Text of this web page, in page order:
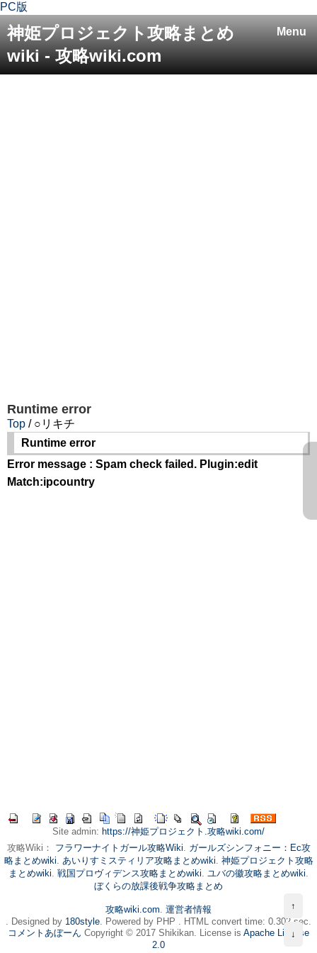
PC版
Menu
神姫プロジェクト攻略まとめ
wiki - 攻略wiki.com
Runtime error
Top / ○リキチ
Runtime error
Error message : Spam check failed. Plugin:edit
Match:ipcountry
Site admin: https://神姫プロジェクト.攻略wiki.com/
攻略Wiki： フラワーナイトガール攻略Wiki. ガールズシンフォニー：Ec攻
略まとめwiki. あいりすミスティリア攻略まとめwiki. 神姫プロジェクト攻略
まとめwiki. 戦国プロヴィデンス攻略まとめwiki. ユバの徽攻略まとめwiki.
ぼくらの放課後戦争攻略まとめ
攻略wiki.com. 運営者情報
. Designed by 180style. Powered by PHP . HTML convert time: 0.302 sec.
コメントあぼーん Copyright © 2017 Shikikan. License is Apache License
2.0
↑
↓